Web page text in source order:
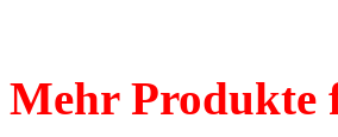
Mehr Produkte